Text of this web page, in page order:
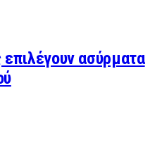
επιλέγουν ασύρματα